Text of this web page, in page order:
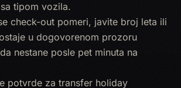
tipom vozila.
check-out pomeri, javite broj leta ili
u dogovorenom prozoru
nestane posle pet minuta na
potvrde za transfer holiday